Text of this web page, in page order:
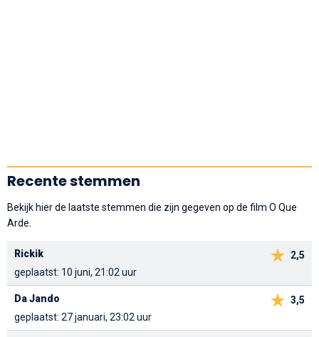
Recente stemmen
Bekijk hier de laatste stemmen die zijn gegeven op de film O Que
Arde.
2,5
Rickik
geplaatst: 10 juni, 21:02 uur
3,5
Da Jando
geplaatst: 27 januari, 23:02 uur